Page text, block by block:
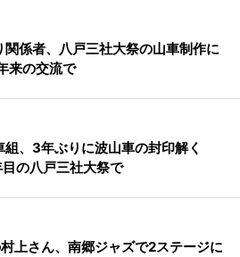
関係者、八戸三社大祭の山車制作に
の交流で
組、3年ぶりに波山車の封印解く
の八戸三社大祭で
上さん、南郷ジャズで2ステージに